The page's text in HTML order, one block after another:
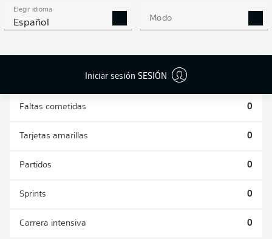
Elegir idioma
Español Modo
Iniciar sesión SESIÓN
Faltas cometidas 0
Tarjetas amarillas 0
Partidos 0
Sprints 0
Carrera intensiva 0